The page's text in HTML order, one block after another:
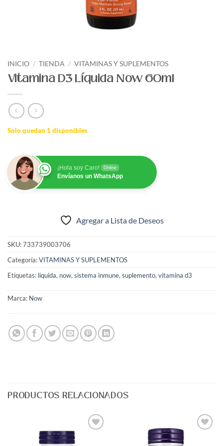
INICIO / TIENDA / VITAMINAS Y SUPLEMENTOS
Vitamina D3 Líquida Now 60ml
Solo quedan 1 disponibles
¡Hola soy Caro! Online
Envíanos un WhatsApp
Agregar a Lista de Deseos
SKU:733739003706
Categoría:VITAMINAS Y SUPLEMENTOS
Etiquetas: liquida, now, sistema inmune, suplemento, vitamina d3
Marca: Now
PRODUCTOS RELACIONADOS